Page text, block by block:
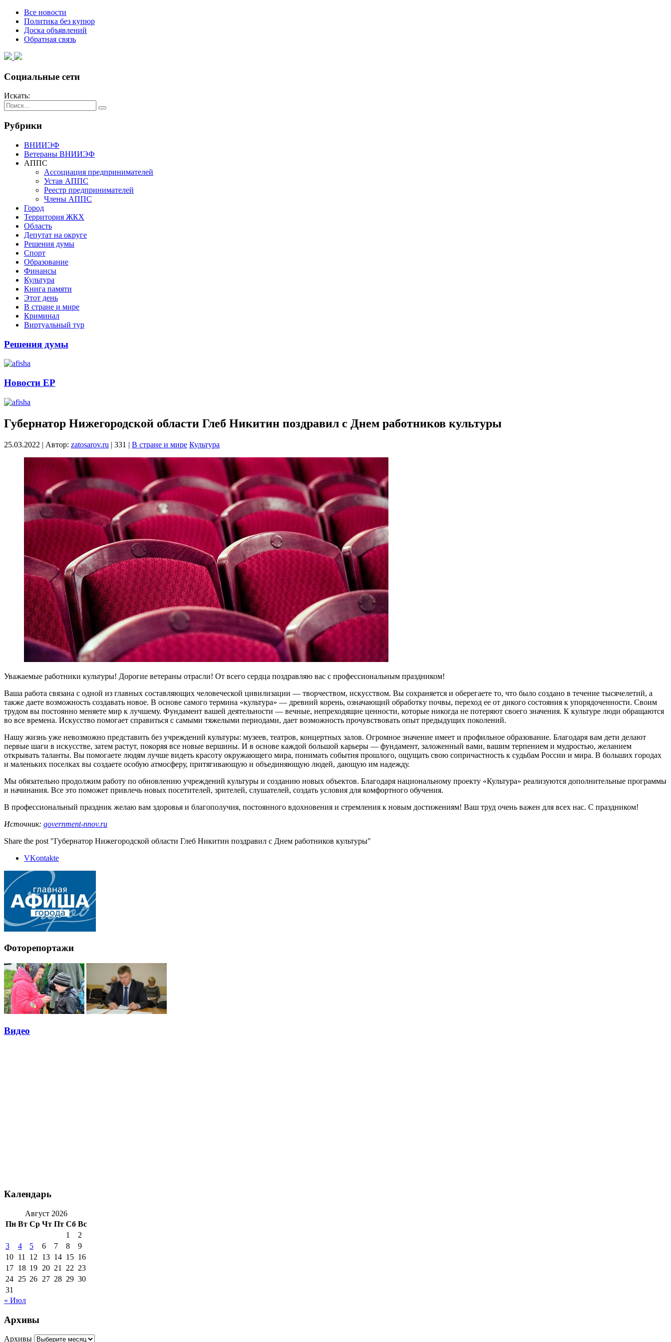
Все новости
Политика без купюр
Доска объявлений
Обратная связь
Социальные сети
Искать:
Рубрики
ВНИИЭФ
Ветераны ВНИИЭФ
АППС
Ассоциация предпринимателей
Устав АППС
Реестр предпринимателей
Члены АППС
Город
Территория ЖКХ
Область
Депутат на округе
Решения думы
Спорт
Образование
Финансы
Культура
Книга памяти
Этот день
В стране и мире
Криминал
Виртуальный тур
Решения думы
Новости ЕР
Губернатор Нижегородской области Глеб Никитин поздравил с Днем работников культуры
25.03.2022 | Автор: zatosarov.ru | 331 | В стране и мире Культура
Уважаемые работники культуры! Дорогие ветераны отрасли! От всего сердца поздравляю вас с профессиональным праздником!
Ваша работа связана с одной из главных составляющих человеческой цивилизации — творчеством, искусством. Вы сохраняется и оберегаете то, что было создано в течение тысячелетий, а
также даете возможность создавать новое. В основе самого термина «культура» — древний корень, означающий обработку почвы, переход ее от дикого состояния к упорядоченности. Своим
трудом вы постоянно меняете мир к лучшему. Фундамент вашей деятельности — вечные, непреходящие ценности, которые никогда не потеряют своего значения. К культуре люди обращаются
во все времена. Искусство помогает справиться с самыми тяжелыми периодами, дает возможность прочувствовать опыт предыдущих поколений.
Нашу жизнь уже невозможно представить без учреждений культуры: музеев, театров, концертных залов. Огромное значение имеет и профильное образование. Благодаря вам дети делают
первые шаги в искусстве, затем растут, покоряя все новые вершины. И в основе каждой большой карьеры — фундамент, заложенный вами, вашим терпением и мудростью, желанием
открывать таланты. Вы помогаете людям лучше видеть красоту окружающего мира, понимать события прошлого, ощущать свою сопричастность к судьбам России и мира. В больших городах
и маленьких поселках вы создаете особую атмосферу, притягивающую и объединяющую людей, дающую им надежду.
Мы обязательно продолжим работу по обновлению учреждений культуры и созданию новых объектов. Благодаря национальному проекту «Культура» реализуются дополнительные программы
и начинания. Все это поможет привлечь новых посетителей, зрителей, слушателей, создать условия для комфортного обучения.
В профессиональный праздник желаю вам здоровья и благополучия, постоянного вдохновения и стремления к новым достижениям! Ваш труд очень важен для всех нас. С праздником!
Источник: government-nnov.ru
Share the post "Губернатор Нижегородской области Глеб Никитин поздравил с Днем работников культуры"
VKontakte
Фоторепортажи
Видео
Календарь
Август 2026
Пн Вт Ср Чт Пт Сб Вс
1
2
3
4 5 6 7 8
9
10 11 12 13 14 15 16
17 18 19 20 21 22 23
24 25 26 27 28 29 30
31
« Июл
Архивы
Архивы